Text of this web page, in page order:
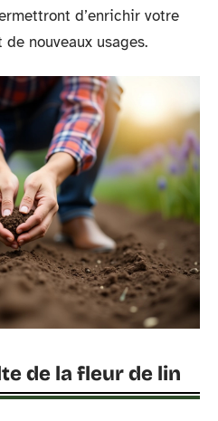
d’enrichir votre
nouveaux usages.
de la fleur de lin